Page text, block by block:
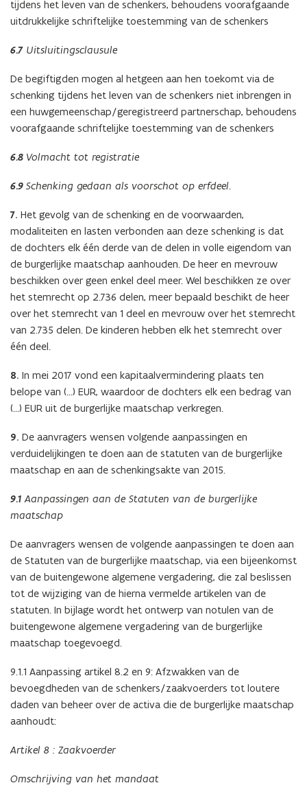
tijdens het leven van de schenkers, behoudens voorafgaande
uitdrukkelijke schriftelijke toestemming van de schenkers
6.7Uitsluitingsclausule
De begiftigden mogen al hetgeen aan hen toekomt via de
schenking tijdens het leven van de schenkers niet inbrengen in
een huwgemeenschap/geregistreerd partnerschap, behoudens
voorafgaande schriftelijke toestemming van de schenkers
6.8 Volmacht tot registratie
6.9 Schenking gedaan als voorschot op erfdeel.
7. Het gevolg van de schenking en de voorwaarden,
modaliteiten en lasten verbonden aan deze schenking is dat
de dochters elk één derde van de delen in volle eigendom van
de burgerlijke maatschap aanhouden. De heer en mevrouw
beschikken over geen enkel deel meer. Wel beschikken ze over
het stemrecht op 2.736 delen, meer bepaald beschikt de heer
over het stemrecht van 1 deel en mevrouw over het stemrecht
van 2.735 delen. De kinderen hebben elk het stemrecht over
één deel.
8. In mei 2017 vond een kapitaalvermindering plaats ten
belope van (…) EUR, waardoor de dochters elk een bedrag van
(…) EUR uit de burgerlijke maatschap verkregen.
9. De aanvragers wensen volgende aanpassingen en
verduidelijkingen te doen aan de statuten van de burgerlijke
maatschap en aan de schenkingsakte van 2015.
9.1 Aanpassingen aan de Statuten van de burgerlijke
maatschap
De aanvragers wensen de volgende aanpassingen te doen aan
de Statuten van de burgerlijke maatschap, via een bijeenkomst
van de buitengewone algemene vergadering, die zal beslissen
tot de wijziging van de hierna vermelde artikelen van de
statuten. In bijlage wordt het ontwerp van notulen van de
buitengewone algemene vergadering van de burgerlijke
maatschap toegevoegd.
9.1.1 Aanpassing artikel 8.2 en 9: Afzwakken van de
bevoegdheden van de schenkers/zaakvoerders tot loutere
daden van beheer over de activa die de burgerlijke maatschap
aanhoudt:
Artikel 8 : Zaakvoerder
Omschrijving van het mandaat